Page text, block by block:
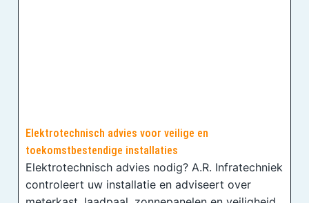
Elektrotechnisch advies voor veilige en
toekomstbestendige installaties
Elektrotechnisch advies nodig? A.R. Infratechniek
controleert uw installatie en adviseert over